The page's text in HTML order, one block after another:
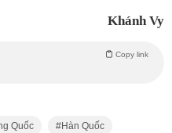
Khánh Vy
Copy link
Quốc Hàn Quốc